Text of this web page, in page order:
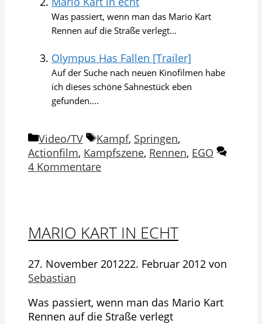
Was passiert, wenn man das Mario Kart
Rennen auf die Straße verlegt...
Olympus Has Fallen [Trailer]
Auf der Suche nach neuen Kinofilmen habe
ich dieses schöne Sahnestück eben
gefunden....
Kategorien
Video/TV Schlagwörter
Kampf, Springen,
Actionfilm, Kampfszene, Rennen, EGO
4 Kommentare
MARIO KART IN ECHT
27. November 201222. Februar 2012 von
Sebastian
Was passiert, wenn man das Mario Kart
Rennen auf die Straße verlegt